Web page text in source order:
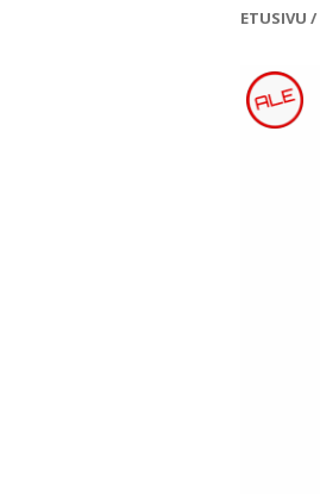
ETUSIVU /